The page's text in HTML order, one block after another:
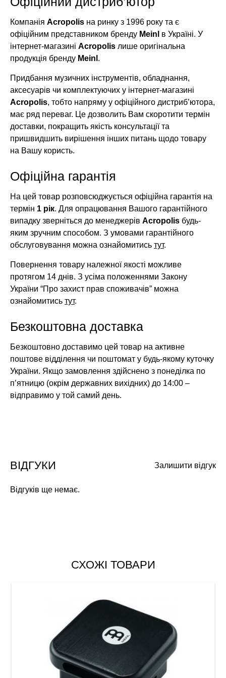
Компанія Acropolis на ринку з 1996 року та є
офіційним представником бренду Meinl в Україні. У
інтернет-магазині Acropolis лише оригінальна
продукція бренду Meinl .
Придбання музичних інструментів, обладнання,
аксесуарів чи комплектуючих у інтернет-магазині
Acropolis, тобто напряму у офіційного дистриб’ютора,
має ряд переваг. Це дозволить Вам скоротити термін
доставки, покращить якість консультації та
пришвидшить вирішення інших питань щодо товару
на Вашу користь.
Офіційна гарантія
На цей товар розповсюджується офіційна гарантія на
термін 1 рік. Для опрацювання Вашого гарантійного
випадку зверніться до менеджерів Acropolis будь-
яким зручним способом. З умовами гарантійного
обслуговування можна ознайомитись тут.
Повернення товару належної якості можливе
протягом 14 днів. З усіма положеннями Закону
України “Про захист прав споживачів” можна
ознайомитись тут.
Безкоштовна доставка
Безкоштовно доставимо цей товар на активне
поштове відділення чи поштомат у будь-якому куточку
України. Якщо замовлення здійснено з понеділка по
п’ятницю (окрім державних вихідних) до 14:00 –
відправимо у той самий день.
Залишити відгук
ВІДГУКИ
Відгуків ще немає.
СХОЖІ ТОВАРИ